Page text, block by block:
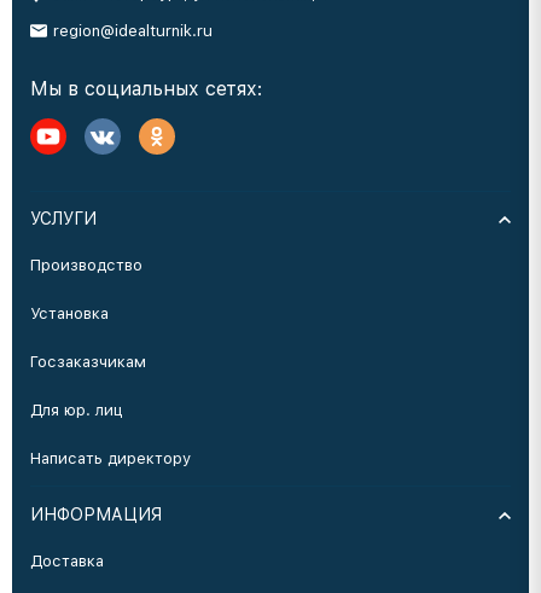
region@idealturnik.ru
Мы в социальных сетях:
УСЛУГИ
Производство
Установка
Госзаказчикам
Для юр. лиц
Написать директору
ИНФОРМАЦИЯ
Доставка